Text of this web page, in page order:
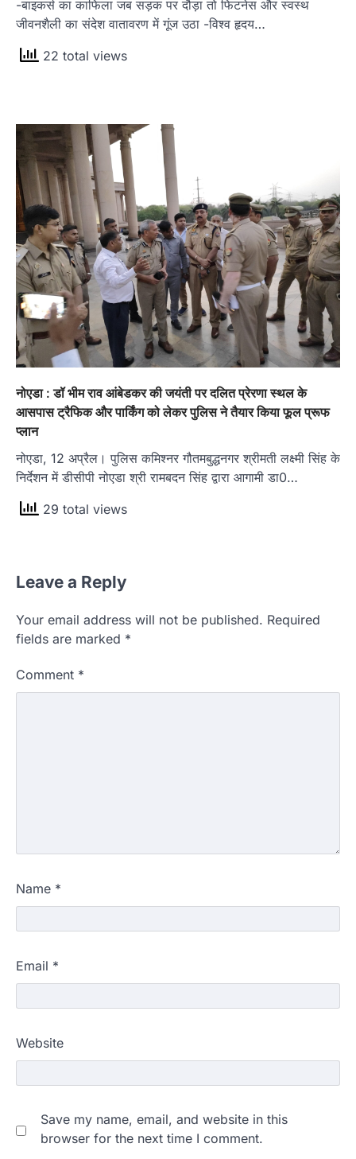
-बाइकर्स का काफिला जब सड़क पर दौड़ा तो फिटनेस और स्वस्थ
जीवनशैली का संदेश वातावरण में गूंज उठा -विश्व हृदय…
22 total views
नोएडा : डॉ भीम राव आंबेडकर की जयंती पर दलित प्रेरणा स्थल के
आसपास ट्रैफिक और पार्किंग को लेकर पुलिस ने तैयार किया फूल प्रूफ
प्लान
नोएडा, 12 अप्रैल। पुलिस कमिश्नर गौतमबुद्धनगर श्रीमती लक्ष्मी सिंह के
निर्देशन में डीसीपी नोएडा श्री रामबदन सिंह द्वारा आगामी डा0…
29 total views
Leave a Reply
Your email address will not be published. Required
fields are marked *
Comment *
Name *
Email *
Website
Save my name, email, and website in this
browser for the next time I comment.